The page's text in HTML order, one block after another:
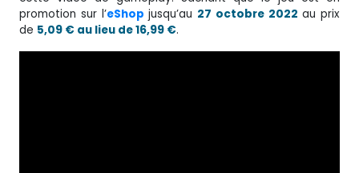
promotion sur l’eShop jusqu’au 27 octobre 2022 au prix
de 5,09 € au lieu de 16,99 €.